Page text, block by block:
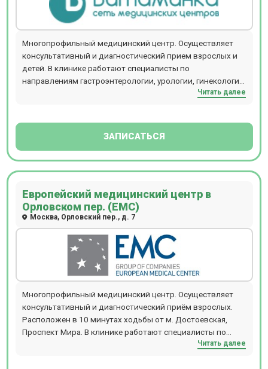
Многопрофильный медицинский центр. Осуществляет
консультативный и диагностический прием взрослых и
детей. В клинике работают специалисты по
направлениям гастроэнтерологии, урологии, гинекологии,
кардиологии, неврологии, терапии и т.д. ПриемЧитать далее
ЗАПИСАТЬСЯ
Европейский медицинский центр в
Орловском пер. (ЕМС)
Москва, Орловский пер., д. 7
Многопрофильный медицинский центр. Осуществляет
консультативный и диагностический приём взрослых.
Расположен в 10 минутах ходьбы от м. Достоевская,
Проспект Мира. В клинике работают специалисты по
Читать далее